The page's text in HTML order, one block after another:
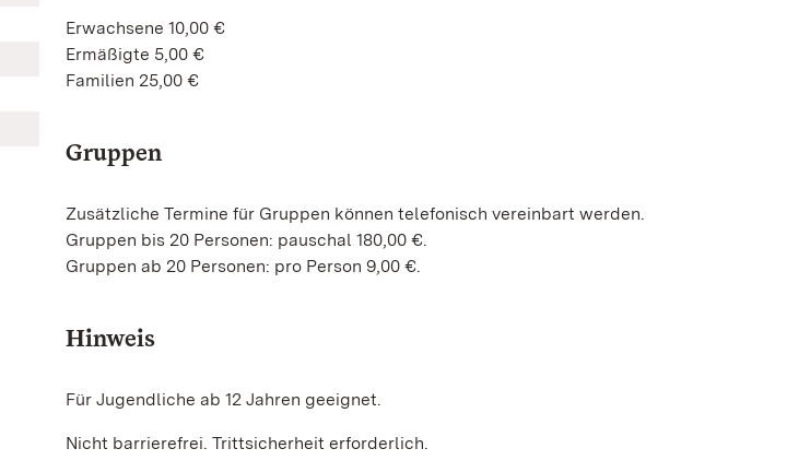
Erwachsene 10,00 €
Ermäßigte 5,00 €
Familien 25,00 €
Gruppen
Zusätzliche Termine für Gruppen können telefonisch vereinbart werden.
Gruppen bis 20 Personen: pauschal 180,00 €.
Gruppen ab 20 Personen: pro Person 9,00 €.
Hinweis
Für Jugendliche ab 12 Jahren geeignet.
Nicht barrierefrei. Trittsicherheit erforderlich.